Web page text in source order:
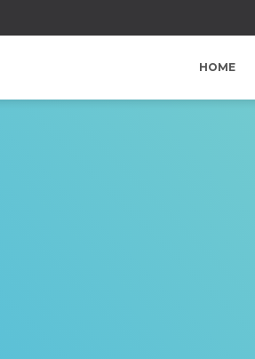
HOME